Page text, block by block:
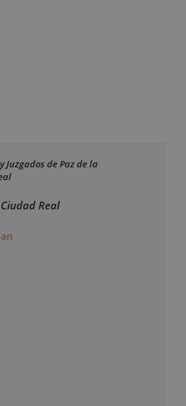
Juzgados de Paz de la
Real